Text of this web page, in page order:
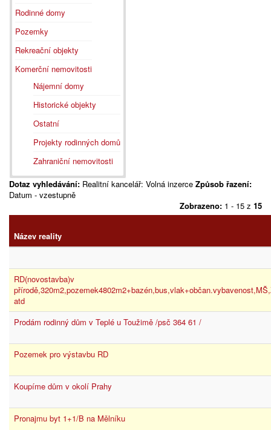
Rodinné domy
Pozemky
Rekreační objekty
Komerční nemovitosti
Nájemní domy
Historické objekty
Ostatní
Projekty rodinných domů
Zahraniční nemovitosti
Dotaz vyhledávání: Realitní kancelář: Volná inzerce Způsob řazení:
Datum - vzestupně
Zobrazeno: 1 - 15 z 15
Název reality
RD(novostavba)v
atd
Prodám rodinný dům v Teplé u Toužimě /psč 364 61 /
Pozemek pro výstavbu RD
Koupíme dům v okolí Prahy
Pronajmu byt 1+1/B na Mělníku